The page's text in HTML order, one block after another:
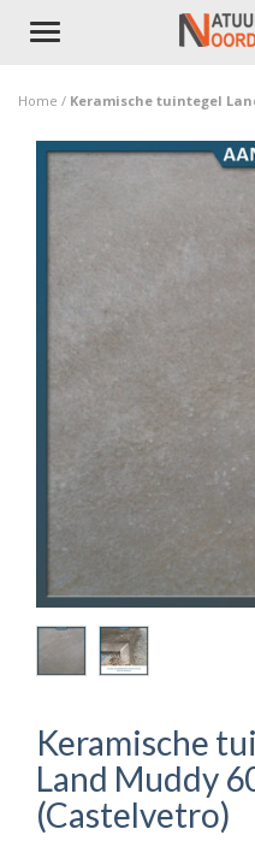
Toggle
Home / Keramische tuintegel
Keramische
Land Muddy
(Castelvetro)